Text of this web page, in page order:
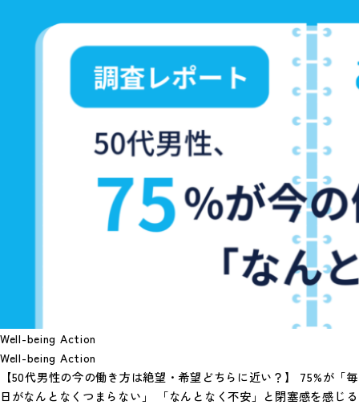
Well-being Action
Well-being Action
【50代男性の今の働き方は絶望・希望どちらに近い？】 75%が「毎
日がなんとなくつまらない」 「なんとなく不安」と閉塞感を感じる